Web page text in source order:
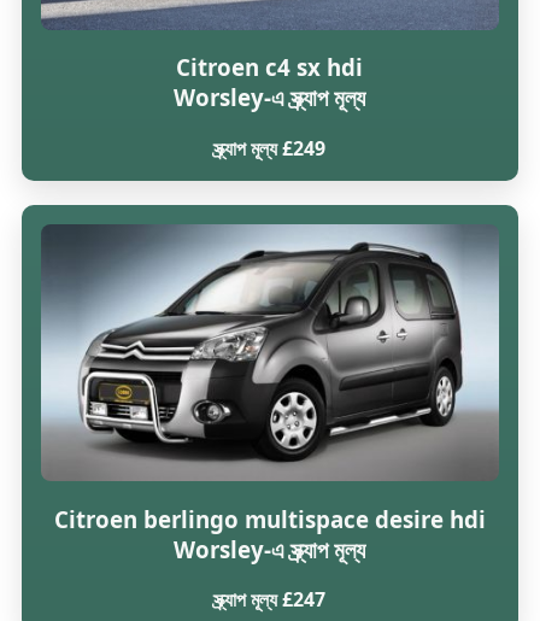
Citroen c4 sx hdi
Worsley-এ স্ক্র্যাপ মূল্য
স্ক্র্যাপ মূল্য £249
Citroen berlingo multispace desire hdi
Worsley-এ স্ক্র্যাপ মূল্য
স্ক্র্যাপ মূল্য £247